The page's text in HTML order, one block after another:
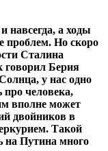
навсегда, а ходы
проблем. Но скоро
Сталина
говорил Берия
у нас одно
человека,
вполне может
двойников в
Такой
на Путина много